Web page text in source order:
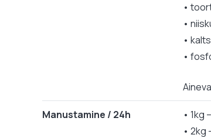
•
•
•
•
Manustamine / 24h
• 1kg
• 2kg